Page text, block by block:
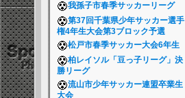
我孫子市春季サッカーリーグ
第37回千葉県少年サッカー選手
権4年生大会第3ブロック予選
松戸市春季サッカー大会6年生
柏レイソル「豆っ子リーグ」決
勝リーグ
流山市少年サッカー連盟卒業生
大会